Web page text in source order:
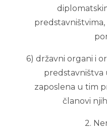
6) državni organi i
predstavništva
zaposlena u tim
članovi
2.